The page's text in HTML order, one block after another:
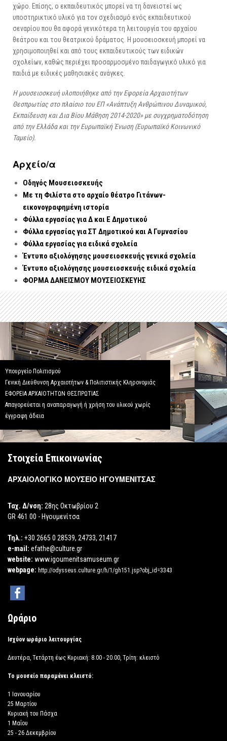
χώρο. Επίσης, ο εκπαιδευτικός μπορεί να τη δανειστεί ως
υποστηρικτικό υλικό για τον σχεδιασμό ενός εκπαιδευτικού
σεναρίου που θα αφορά γενικότερα τη λειτουργία του αρχαίου
θεάτρου και του θεατρικού δράματος. Η μουσειοσκευή μπορεί να
χρησιμοποιηθεί και από τους εκπαιδευτικούς των ειδικών
σχολείων, καθώς περιέχει προσαρμοσμένο παιδαγωγικό υλικό για
παιδιά με ειδικές μαθησιακές ανάγκες.
Η μουσειοσκευή υλοποιήθηκε από την Εφορεία Αρχαιοτήτων
Θεσπρωτίας στο πλαίσιο του ΕΠ «Ανάπτυξη Ανθρώπινου Δυναμικού,
Εκπαίδευση και Δια Βίου Μάθηση 2014-2020» με συγχρηματοδότηση
από την Ελλάδα και την Ευρωπαϊκή Ένωση (Ευρωπαϊκό Κοινωνικό
Ταμείο).
Αρχείo/α
Οδηγός Μουσειοσκευής
Με τη Φιλίστα στο αρχαίο θέατρο Γιτάνων-
εικονογραφημένη ιστορία
Φύλλα εργασίας για Δ και Ε Δημοτικού
Φύλλα εργασίας για ΣΤ Δημοτικού και Α Γυμνασίου
Φύλλα εργασίας για ειδικά σχολεία
Έντυπο αξιολόγησης μουσειοσκευής γενικά σχολεία
Έντυπο αξιολόγησης μουσειοσκευής ειδικά σχολεία
ΦΟΡΜΑ ΔΑΝΕΙΣΜΟΥ ΜΟΥΣΕΙΟΣΚΕΥΗΣ
Υπουργείο Πολιτισμού
Γενική Διεύθυνση Αρχαιοτήτων & Πολιτιστικής Κληρονομιάς
ΕΦΟΡΕΙΑ ΑΡΧΑΙΟΤΗΤΩΝ ΘΕΣΠΡΩΤΙΑΣ
Απαγορεύεται η αναπαραγωγή ή χρήση του υλικού χωρίς
έγγραφη άδεια
Στοιχεία Επικοινωνίας
ΑΡΧΑΙΟΛΟΓΙΚΟ ΜΟΥΣΕΙΟ ΗΓΟΥΜΕΝΙΤΣΑΣ
Ταχ. Δ/νση: 28ης Οκτωβρίου 2
GR 461 00 - Ηγουμενίτσα
Τηλ.: +30 2665 0 28539, 24733, 21417
e-mail: efathe@culture.gr
website: www.igoumenitsamuseum.gr
webpage: http://odysseus.culture.gr/h/1/gh151.jsp?obj_id=3343
Ωράριο
Ισχύον ωράριο λειτουργίας
Δευτέρα, Τετάρτη έως Κυριακή: 8.00 - 20.00, Τρίτη: κλειστό
Το μουσείο παραμένει κλειστό:
1 Ιανουαρίου
25 Μαρτίου
Κυριακή του Πάσχα
1 Μαΐου
25 - 26 Δεκεμβρίου